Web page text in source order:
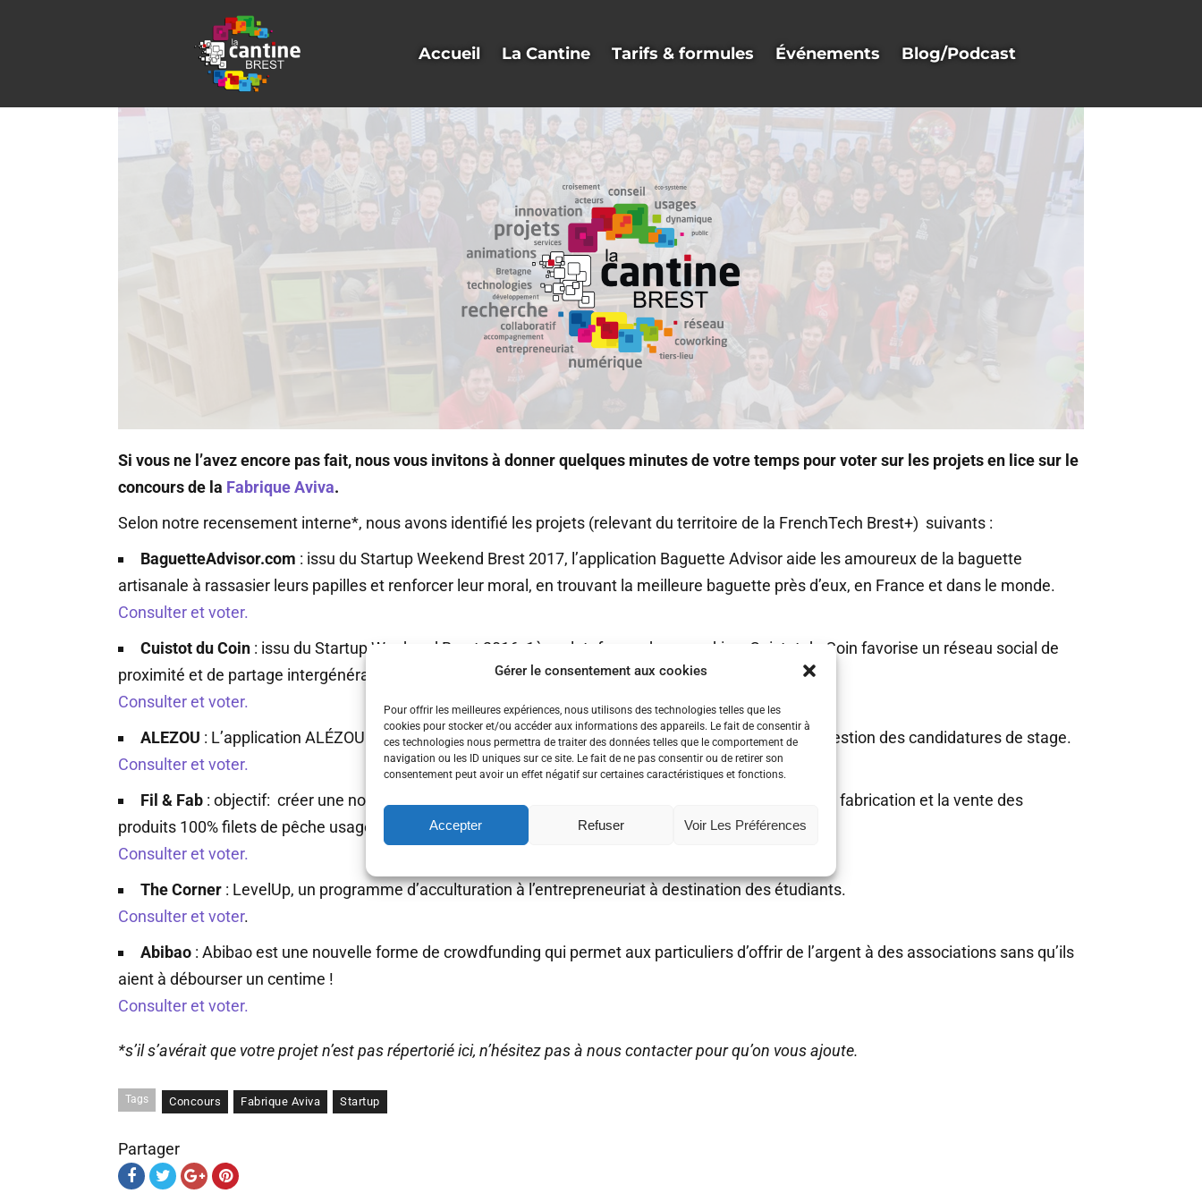
Gérer le consentement aux cookies
Pour offrir les meilleures expériences, nous utilisons des technologies telles que les
cookies pour stocker et/ou accéder aux informations des appareils. Le fait de consentir à
ces technologies nous permettra de traiter des données telles que le comportement de
navigation ou les ID uniques sur ce site. Le fait de ne pas consentir ou de retirer son
consentement peut avoir un effet négatif sur certaines caractéristiques et fonctions.
Accepter Refuser Voir Les Préférences
Accueil La Cantine Tarifs & formules Événements Blog/Podcast
Si vous ne l’avez encore pas fait, nous vous invitons à donner quelques minutes de votre temps pour voter sur les projets en lice sur le
concours de la Fabrique Aviva.
Selon notre recensement interne*, nous avons identifié les projets (relevant du territoire de la FrenchTech Brest+) suivants :
BaguetteAdvisor.com : issu du Startup Weekend Brest 2017, l’application Baguette Advisor aide les amoureux de la baguette
artisanale à rassasier leurs papilles et renforcer leur moral, en trouvant la meilleure baguette près d’eux, en France et dans le monde.
Consulter et voter.
Cuistot du Coin : issu du Startup Weekend Brest 2016, 1ère plateforme de co-cooking, Cuistot du Coin favorise un réseau social de
proximité et de partage intergénérationnel.
Consulter et voter.
ALEZOU : L’application ALÉZOU favorise la mise en relation des jeunes avec les entreprises et la gestion des candidatures de stage.
Consulter et voter.
Fil & Fab : objectif: créer une nouvelle valorisation des filets de pêche usagés. Par la conception, la fabrication et la vente des
produits 100% filets de pêche usagés qui ne sont pas encore sur le marché français.
Consulter et voter.
The Corner : LevelUp, un programme d’acculturation à l’entrepreneuriat à destination des étudiants.
Consulter et voter.
Abibao : Abibao est une nouvelle forme de crowdfunding qui permet aux particuliers d’offrir de l’argent à des associations sans qu’ils
aient à débourser un centime !
Consulter et voter.
*s’il s’avérait que votre projet n’est pas répertorié ici, n’hésitez pas à nous contacter pour qu’on vous ajoute.
Tags Concours Fabrique Aviva Startup
Partager